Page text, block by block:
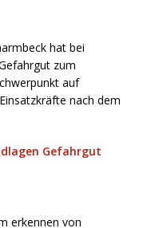
hat bei
zum
auf
nach dem
erkennen von